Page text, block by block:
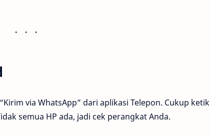
via WhatsApp” dari aplikasi Telepon. Cukup ketik
semua HP ada, jadi cek perangkat Anda.